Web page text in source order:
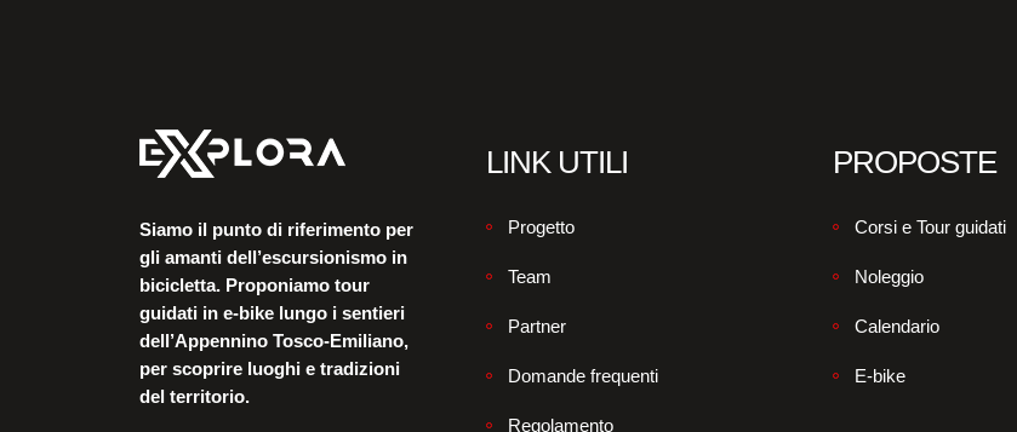
Siamo il punto di riferimento per
gli amanti dell’escursionismo in
bicicletta. Proponiamo tour
guidati in e-bike lungo i sentieri
dell’Appennino Tosco-Emiliano,
per scoprire luoghi e tradizioni
del territorio.
LINK UTILI
Progetto
Team
Partner
Domande frequenti
Regolamento
PROPOSTE
Corsi e Tour guidati
Noleggio
Calendario
E-bike